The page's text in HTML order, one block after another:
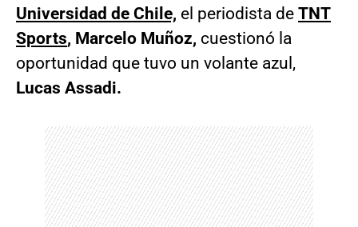
Universidad de Chile, el periodista de TNT
Sports, Marcelo Muñoz, cuestionó la
oportunidad que tuvo un volante azul,
Lucas Assadi.